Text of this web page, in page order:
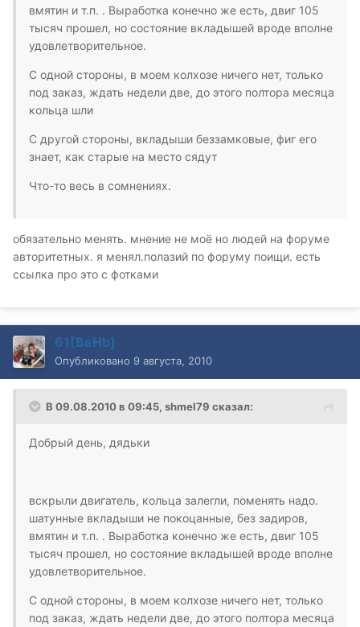
вмятин и т.п. . Выработка конечно же есть, двиг 105
тысяч прошел, но состояние вкладышей вроде вполне
удовлетворительное.
С одной стороны, в моем колхозе ничего нет, только
под заказ, ждать недели две, до этого полтора месяца
кольца шли
С другой стороны, вкладыши беззамковые, фиг его
знает, как старые на место сядут
Что-то весь в сомнениях.
обязательно менять. мнение не моё но людей на форуме
авторитетных. я менял.полазий по форуму поищи. есть
ссылка про это с фотками
61[BeHb]
Опубликовано 9 августа, 2010
В 09.08.2010 в 09:45, shmel79 сказал:
Добрый день, дядьки
вскрыли двигатель, кольца залегли, поменять надо.
шатунные вкладыши не покоцанные, без задиров,
вмятин и т.п. . Выработка конечно же есть, двиг 105
тысяч прошел, но состояние вкладышей вроде вполне
удовлетворительное.
С одной стороны, в моем колхозе ничего нет, только
под заказ, ждать недели две, до этого полтора месяца